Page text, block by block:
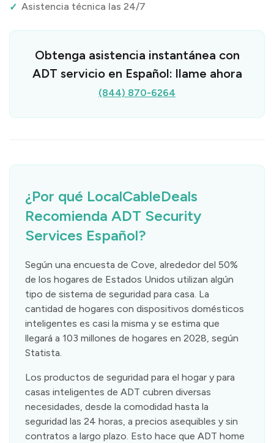
Asistencia técnica las 24/7
Obtenga asistencia instantánea con
ADT servicio en Español: llame ahora
(844) 870-6264
¿Por qué LocalCableDeals
Recomienda ADT Security
Services Español?
Según una encuesta de Cove, alrededor del 50%
de los hogares de Estados Unidos utilizan algún
tipo de sistema de seguridad para casa. La
cantidad de hogares con dispositivos domésticos
inteligentes es casi la misma y se estima que
llegará a 103 millones de hogares en 2028, según
Statista.
Los productos de seguridad para el hogar y para
casas inteligentes de ADT cubren diversas
necesidades, desde la comodidad hasta la
seguridad las 24 horas, a precios asequibles y sin
contratos a largo plazo. Esto hace que ADT home